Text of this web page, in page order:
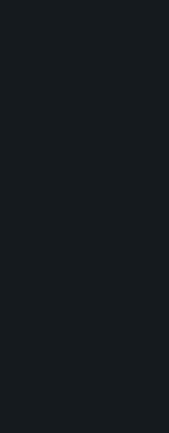
korean
con